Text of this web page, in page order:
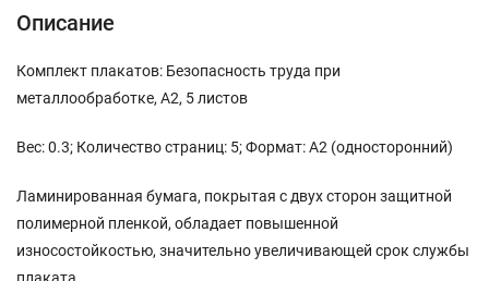
Описание
Комплект плакатов: Безопасность труда при
металлообработке, А2, 5 листов
Вес: 0.3; Количество страниц: 5; Формат: А2 (односторонний)
Ламинированная бумага, покрытая с двух сторон защитной
полимерной пленкой, обладает повышенной
износостойкостью, значительно увеличивающей срок службы
плаката.